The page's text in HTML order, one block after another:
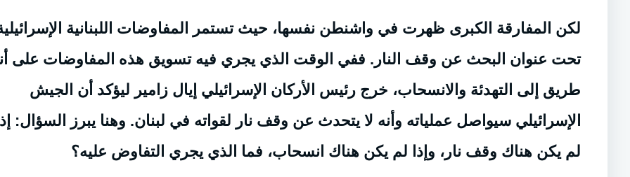
لكن المفارقة الكبرى ظهرت في واشنطن نفسها، حيث تستمر المفاوضات اللبنانية
تحت عنوان البحث عن وقف النار. ففي الوقت الذي يجري فيه تسويق هذه المفاوضات على
طريق إلى التهدئة والانسحاب، خرج رئيس الأركان الإسرائيلي إيال زامير ليؤكد أن الجيش
الإسرائيلي سيواصل عملياته وأنه لا يتحدث عن وقف نار لقواته في لبنان. وهنا يبرز السؤال: إذا
لم يكن هناك وقف نار، وإذا لم يكن هناك انسحاب، فما الذي يجري التفاوض عليه؟